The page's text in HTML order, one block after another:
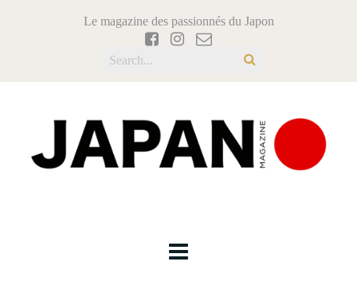
Le magazine des passionnés du Japon